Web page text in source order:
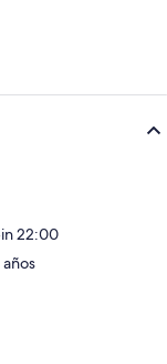
22:00